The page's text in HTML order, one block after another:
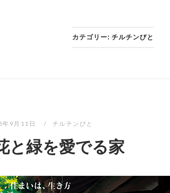
カテゴリー: チルチンびと
9月11日 チルチンびと
と緑を愛でる家